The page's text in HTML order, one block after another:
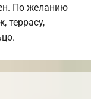
По желанию
террасу,